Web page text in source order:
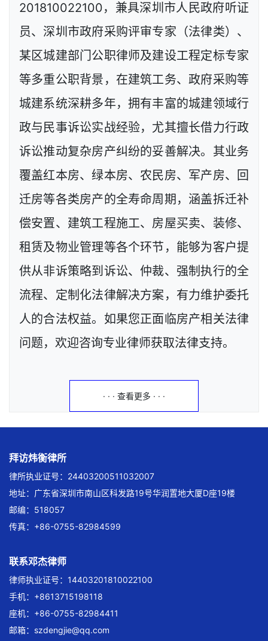
201810022100，兼具深圳市人民政府听证
员、深圳市政府采购评审专家（法律类）、
某区城建部门公职律师及建设工程定标专家
等多重公职背景，在建筑工务、政府采购等
城建系统深耕多年，拥有丰富的城建领域行
政与民事诉讼实战经验，尤其擅长借力行政
诉讼推动复杂房产纠纷的妥善解决。其业务
覆盖红本房、绿本房、农民房、军产房、回
迁房等各类房产的全寿命周期，涵盖拆迁补
偿安置、建筑工程施工、房屋买卖、装修、
租赁及物业管理等各个环节，能够为客户提
供从非诉策略到诉讼、仲裁、强制执行的全
流程、定制化法律解决方案，有力维护委托
人的合法权益。如果您正面临房产相关法律
问题，欢迎咨询专业律师获取法律支持。
· · · 查看更多 · · ·
拜访炜衡律所
律所执业证号：24403200511032007
地址：广东省深圳市南山区科发路19号华润置地大厦D座19楼
邮编：518057
传真：+86-0755-82984599
联系邓杰律师
律师执业证号：14403201810022100
手机：+8613715198118
座机：+86-0755-82984411
邮箱： szdengjie@qq.com